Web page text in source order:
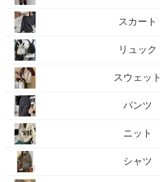
スカート
リュック
スウェット
パンツ
ニット
シャツ